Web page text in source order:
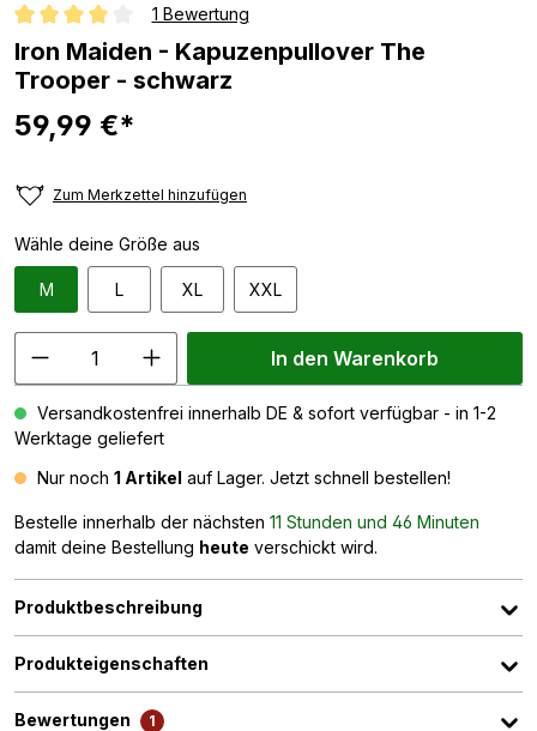
Durchschnittliche Bewertung von 4 von 5 Sternen
1 Bewertung
Iron Maiden - Kapuzenpullover The
Trooper - schwarz
59,99 €*
Zum Merkzettel hinzufügen
Wähle deine Größe aus
M L XL XXL
In den Warenkorb
Versandkostenfrei innerhalb DE & sofort verfügbar - in 1-2
Werktage geliefert
Nur noch 1 Artikel auf Lager. Jetzt schnell bestellen!
Bestelle innerhalb der nächsten 11 Stunden und 46 Minuten
damit deine Bestellung heute verschickt wird.
Produktbeschreibung
Produkteigenschaften
Bewertungen 1